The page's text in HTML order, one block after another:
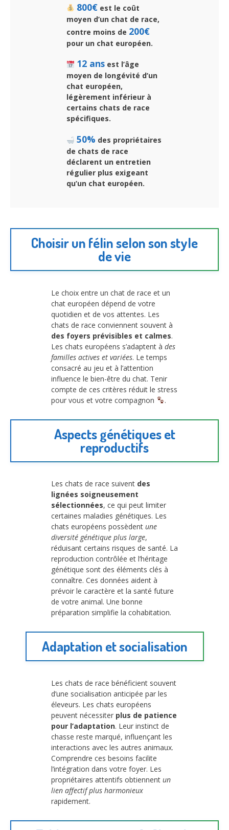
800€est le coût
moyen d’un chat de race,
contre moins de 200€
pour un chat européen.
12 ansest l’âge
moyen de longévité d’un
chat européen,
légèrement inférieur à
certains chats de race
spécifiques.
50% des propriétaires
de chats de race
déclarent un entretien
régulier plus exigeant
qu’un chat européen.
Choisir un félin selon son style
de vie
Le choix entre un chat de race et un
chat européen dépend de votre
quotidien et de vos attentes. Les
chats de race conviennent souvent à
des foyers prévisibles et calmes.
Les chats européens s’adaptent à des
familles actives et variées. Le temps
consacré au jeu et à l’attention
influence le bien-être du chat. Tenir
compte de ces critères réduit le stress
pour vous et votre compagnon
.
Aspects génétiques et
reproductifs
Les chats de race suivent des
lignées soigneusement
sélectionnées, ce qui peut limiter
certaines maladies génétiques. Les
chats européens possèdent une
diversité génétique plus large,
réduisant certains risques de santé. La
reproduction contrôlée et l’héritage
génétique sont des éléments clés à
connaître. Ces données aident à
prévoir le caractère et la santé future
de votre animal. Une bonne
préparation simplifie la cohabitation.
Adaptation et socialisation
Les chats de race bénéficient souvent
d’une socialisation anticipée par les
éleveurs. Les chats européens
peuvent nécessiter plus de patience
pour l’adaptation. Leur instinct de
chasse reste marqué, influençant les
interactions avec les autres animaux.
Comprendre ces besoins facilite
l’intégration dans votre foyer. Les
propriétaires attentifs obtiennent un
lien affectif plus harmonieux
rapidement.